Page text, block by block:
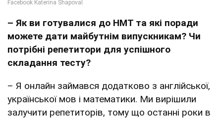
– Як ви готувалися до НМТ та які поради
можете дати майбутнім випускникам? Чи
потрібні репетитори для успішного
складання тесту?
– Я онлайн займався додатково з англійської,
української мов і математики. Ми вирішили
залучити репетиторів, тому що останні роки в